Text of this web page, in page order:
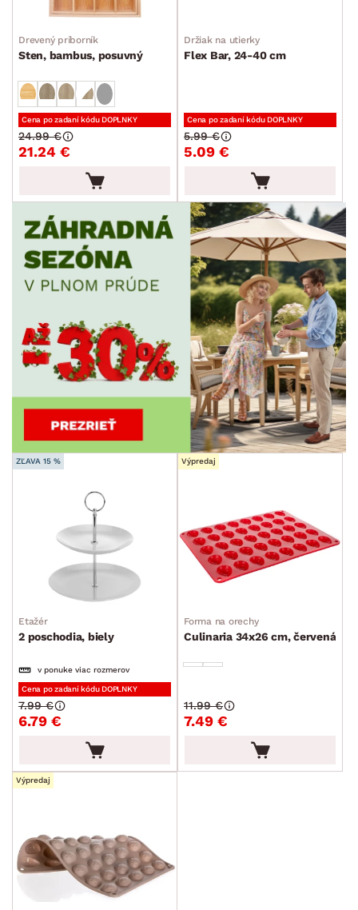
Drevený príborník
Sten, bambus, posuvný
Cena po zadaní kódu DOPLNKY
21.24 €
24.99 €
Držiak na utierky
Flex Bar, 24-40 cm
Cena po zadaní kódu DOPLNKY
5.09 €
5.99 €
ZĽAVA 15 %
Etažér
2 poschodia, biely
v ponuke viac rozmerov
Cena po zadaní kódu DOPLNKY
6.79 €
7.99 €
Výpredaj
Forma na orechy
Culinaria 34x26 cm, červená
7.49 €
11.99 €
Výpredaj